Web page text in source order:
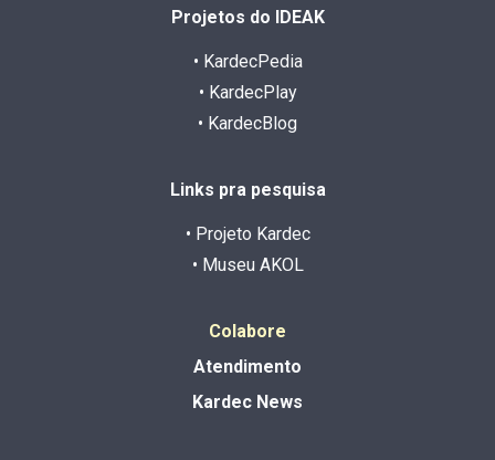
Projetos do IDEAK
• KardecPedia
• KardecPlay
• KardecBlog
Links pra pesquisa
• Projeto Kardec
• Museu AKOL
Colabore
Atendimento
Kardec News